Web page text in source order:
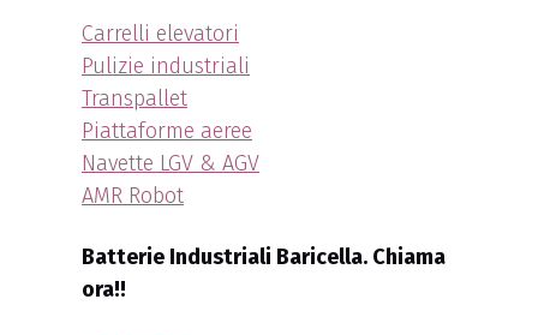
Carrelli elevatori
Pulizie industriali
Transpallet
Piattaforme aeree
Navette LGV & AGV
AMR Robot
Batterie Industriali Baricella. Chiama
ora!!